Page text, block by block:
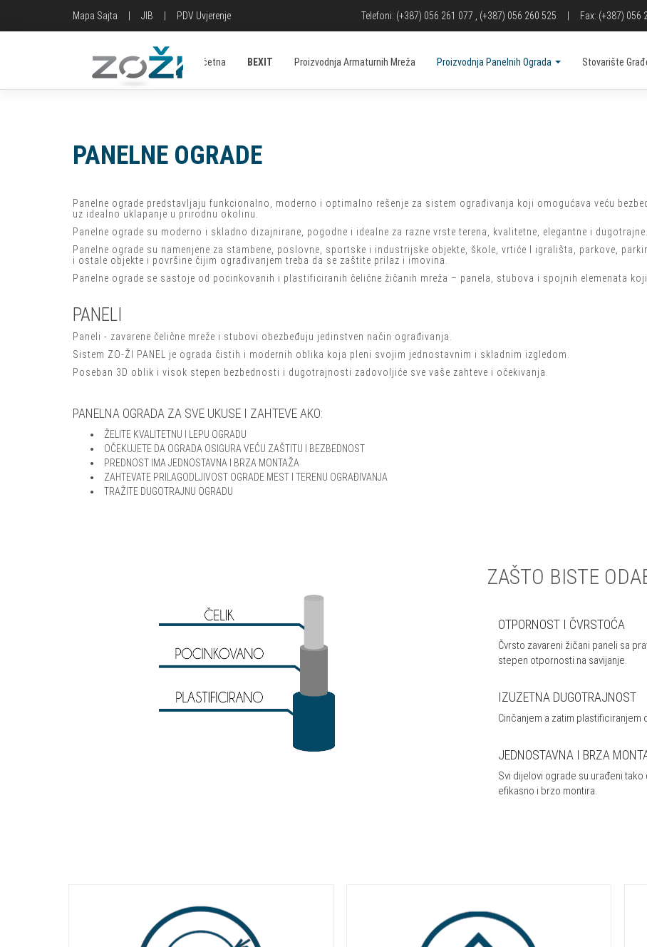
Mapa Sajta JIB PDV Uvjerenje Telefoni: (+387) 056 261 077 , (+387) 056 260 525 Fax: (+387) 056
Početna BEXIT Proizvodnja Armaturnih Mreža Proizvodnja Panelnih Ograda Stovarište
PANELNE OGRADE
Panelne ograde predstavljaju funkcionalno, moderno i optimalno rešenje za sistem ograđivanja koji omogućava veću
uz idealno uklapanje u prirodnu okolinu.
Panelne ograde su moderno i skladno dizajnirane, pogodne i idealne za razne vrste terena, kvalitetne, elegantne i dugotrajne.
Panelne ograde su namenjene za stambene, poslovne, sportske i industrijske objekte, škole, vrtiće I igrališta, parkove,
i ostale objekte i površine čijim ograđivanjem treba da se zaštite prilaz i imovina.
Panelne ograde se sastoje od pocinkovanih i plastificiranih čelične žičanih mreža – panela, stubova i spojnih elemenata
PANELI
Paneli - zavarene čelične mreže i stubovi obezbeđuju jedinstven način ograđivanja.
Sistem ZO-ŽI PANEL je ograda čistih i modernih oblika koja pleni svojim jednostavnim i skladnim izgledom.
Poseban 3D oblik i visok stepen bezbednosti i dugotrajnosti zadovoljiće sve vaše zahteve i očekivanja.
PANELNA OGRADA ZA SVE UKUSE I ZAHTEVE AKO:
ŽELITE KVALITETNU I LEPU OGRADU
OČEKUJETE DA OGRADA OSIGURA VEĆU ZAŠTITU I BEZBEDNOST
PREDNOST IMA JEDNOSTAVNA I BRZA MONTAŽA
ZAHTEVATE PRILAGODLJIVOST OGRADE MEST I TERENU OGRAĐIVANJA
TRAŽITE DUGOTRAJNU OGRADU
ZAŠTO BISTE
OTPORNOST I ČVRSTOĆA
Čvrsto zavareni žičani paneli sa
stepen otpornosti na savijanje.
IZUZETNA DUGOTRAJNOST
Cinčanjem a zatim
JEDNOSTAVNA I BRZA
Svi dijelovi ograde su urađeni
efikasno i brzo montira.